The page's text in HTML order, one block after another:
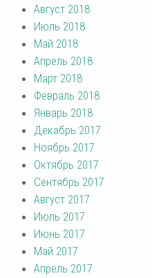
Август 2018
Июль 2018
Май 2018
Апрель 2018
Март 2018
Февраль 2018
Январь 2018
Декабрь 2017
Ноябрь 2017
Октябрь 2017
Сентябрь 2017
Август 2017
Июль 2017
Июнь 2017
Май 2017
Апрель 2017